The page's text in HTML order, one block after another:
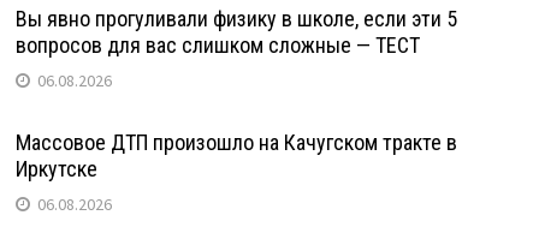
Вы явно прогуливали физику в школе, если эти 5
вопросов для вас слишком сложные — ТЕСТ
06.08.2026
Массовое ДТП произошло на Качугском тракте в
Иркутске
06.08.2026